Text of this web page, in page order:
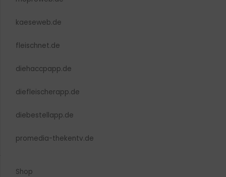
kaeseweb.de
fleischnet.de
diehaccpapp.de
diefleischerapp.de
diebestellapp.de
promedia-thekentv.de
Shop